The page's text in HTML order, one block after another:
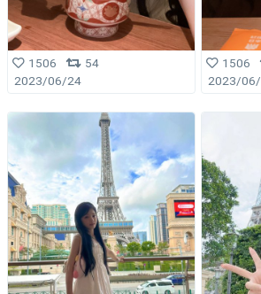
1506
54
2023/06/24
1506
2023/